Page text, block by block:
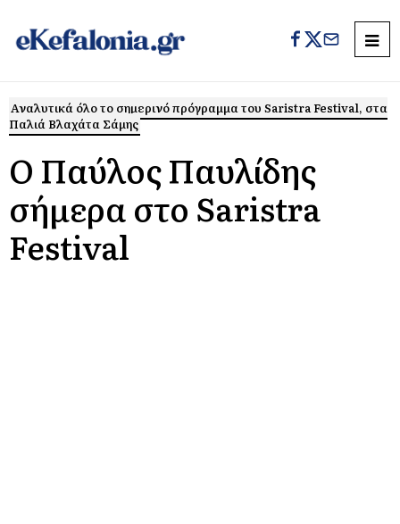
Αναλυτικά όλο το σημερινό πρόγραμμα του Saristra Festival, στα
Παλιά Βλαχάτα Σάμης
Ο Παύλος Παυλίδης
σήμερα στο Saristra
Festival